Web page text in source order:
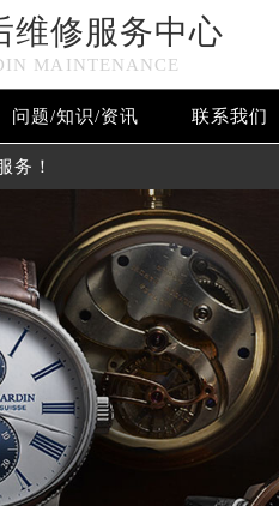
维修服务中心
MAINTENANCE
问题/知识/资讯 联系我们
务！
全部区域（非大陆需加拨